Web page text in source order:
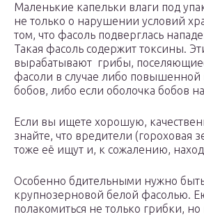
Маленькие капельки влаги под
не только о нарушении условий
том, что фасоль подверглась
Такая фасоль содержит токсины.
вырабатывают грибы,
фасоли в случае либо повышенной
бобов, либо если оболочка бобов
Если вы ищете хорошую,
знайте, что вредители (гороховая
тоже её ищут и, к сожалению,
Особенно бдительными нужно
крупнозерновой белой фасолью.
полакомиться не только грибки,